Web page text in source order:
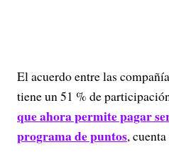
El acuerdo entre las
tiene un 51 % de
que ahora permite pagar
programa de puntos,